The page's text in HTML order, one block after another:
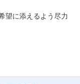
望に添えるよう尽力